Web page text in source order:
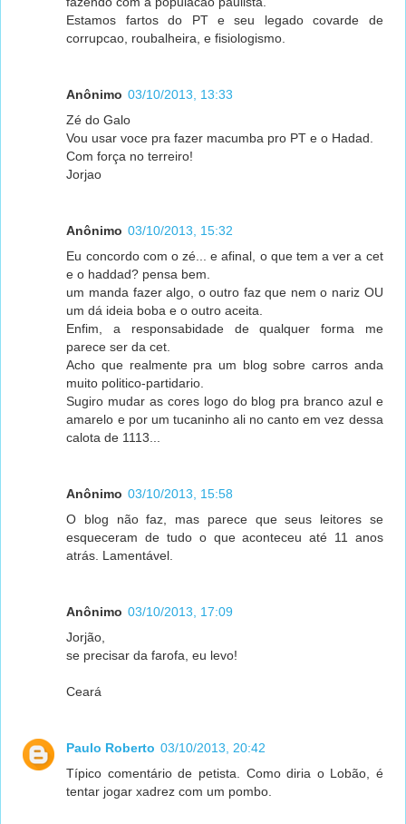
Estamos fartos do PT e seu legado covarde de
corrupcao, roubalheira, e fisiologismo.
Anônimo 03/10/2013, 13:33
Zé do Galo
Vou usar voce pra fazer macumba pro PT e o Hadad.
Com força no terreiro!
Jorjao
Anônimo 03/10/2013, 15:32
Eu concordo com o zé... e afinal, o que tem a ver a cet
e o haddad? pensa bem.
um manda fazer algo, o outro faz que nem o nariz OU
um dá ideia boba e o outro aceita.
Enfim, a responsabidade de qualquer forma me
parece ser da cet.
Acho que realmente pra um blog sobre carros anda
muito politico-partidario.
Sugiro mudar as cores logo do blog pra branco azul e
amarelo e por um tucaninho ali no canto em vez dessa
calota de 1113...
Anônimo 03/10/2013, 15:58
O blog não faz, mas parece que seus leitores se
esqueceram de tudo o que aconteceu até 11 anos
atrás. Lamentável.
Anônimo 03/10/2013, 17:09
Jorjão,
se precisar da farofa, eu levo!
Ceará
Paulo Roberto 03/10/2013, 20:42
Típico comentário de petista. Como diria o Lobão, é
tentar jogar xadrez com um pombo.